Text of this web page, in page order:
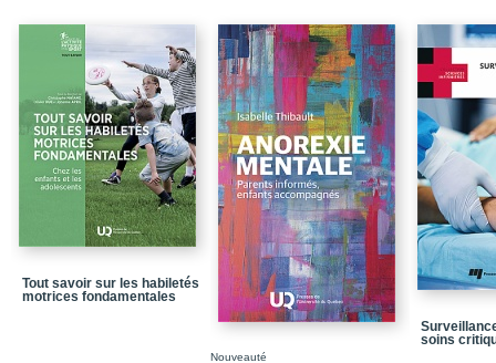
Annexe A
Annexe B
Annexe C
Annexe D
Annexe E
Annexe F
Annexe G
Annexe H
Bibliographie
Tout savoir sur les habiletés
motrices fondamentales
Nouveauté
soins